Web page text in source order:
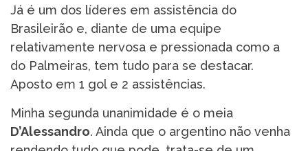
Já é um dos líderes em assistência do
Brasileirão e, diante de uma equipe
relativamente nervosa e pressionada como a
do Palmeiras, tem tudo para se destacar.
Aposto em 1 gol e 2 assistências.
Minha segunda unanimidade é o meia
D’Alessandro. Ainda que o argentino não venha